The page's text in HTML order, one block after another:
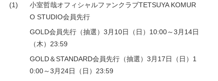
(1)
小室哲哉オフィシャルファンクラブTETSUYA KOMUR
O STUDIO会員先行
GOLD会員先行（抽選）3月10日（日）10:00～3月14日
（木）23:59
GOLD＆STANDARD会員先行（抽選）3月17日（日）1
0:00～3月24日（日）23:59